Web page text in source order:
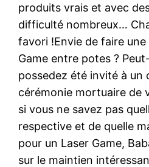
produits vrais et avec
difficulté nombreux…
favori !Envie de faire
Game entre potes ?
possedez été invité à un
cérémonie mortuaire de
si vous ne savez pas
respective et de quelle
pour un Laser Game,
sur le maintien